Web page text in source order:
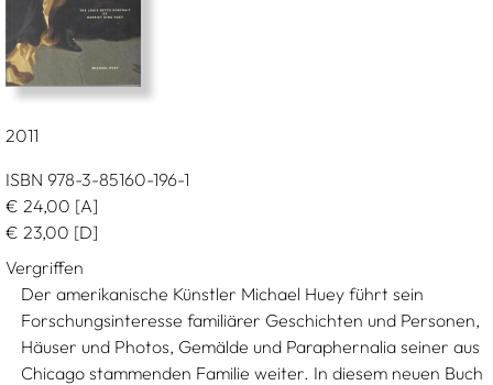
2011
ISBN 978-3-85160-196-1
€ 24,00 [A]
€ 23,00 [D]
Vergriffen
Der amerikanische Künstler Michael Huey führt sein
Forschungsinteresse familiärer Geschichten und Personen,
Häuser und Photos, Gemälde und Paraphernalia seiner aus
Chicago stammenden Familie weiter. In diesem neuen Buch